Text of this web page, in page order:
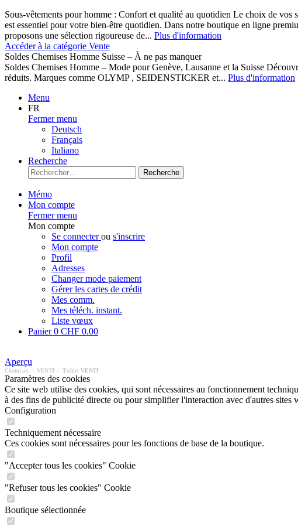
Sous-vêtements pour homme : Confort et qualité au quotidien Le choix de vos
est essentiel pour votre bien-être quotidien. Dans notre boutique en ligne
proposons une sélection rigoureuse de... Plus d'information
Accéder à la catégorie Vente
Soldes Chemises Homme Suisse – À ne pas manquer
Soldes Chemises Homme – Mode pour Genève, Lausanne et la Suisse
réduits. Marques comme OLYMP , SEIDENSTICKER et... Plus d'information
Menu
FR
Fermer menu
Deutsch
Français
Italiano
Recherche
Recherche
Mémo
Mon compte
Fermer menu
Mon compte
Se connecterou s'inscrire
Mon compte
Profil
Adresses
Changer mode paiement
Gérer les cartes de crédit
Mes comm.
Mes téléch. instant.
Liste vœux
Panier0 CHF 0.00
Aperçu
Chemises VENTI T-shirt VENTI
Paramètres des cookies
Ce site web utilise des cookies, qui sont nécessaires au fonctionnement
à des fins de publicité directe ou pour simplifier l'interaction avec d'autres sites
Configuration
Techniquement nécessaire
Ces cookies sont nécessaires pour les fonctions de base de la boutique.
"Accepter tous les cookies" Cookie
"Refuser tous les cookies" Cookie
Boutique sélectionnée